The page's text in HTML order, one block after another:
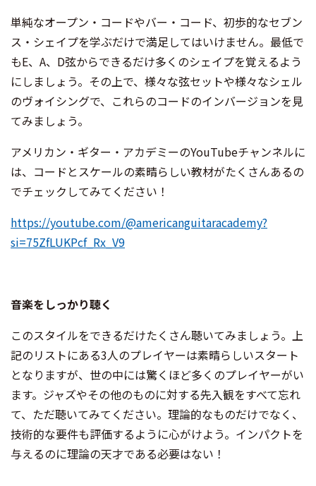
単純なオープン・コードやバー・コード、初歩的なセブン
ス・シェイプを学ぶだけで満足してはいけません。最低で
もE、A、D弦からできるだけ多くのシェイプを覚えるよう
にしましょう。その上で、様々な弦セットや様々なシェル
のヴォイシングで、これらのコードのインバージョンを見
てみましょう。
アメリカン・ギター・アカデミーのYouTubeチャンネルに
は、コードとスケールの素晴らしい教材がたくさんあるの
でチェックしてみてください！
https://youtube.com/@americanguitaracademy?
si=75ZfLUKPcf_Rx_V9
音楽をしっかり聴く
このスタイルをできるだけたくさん聴いてみましょう。上
記のリストにある3人のプレイヤーは素晴らしいスタート
となりますが、世の中には驚くほど多くのプレイヤーがい
ます。ジャズやその他のものに対する先入観をすべて忘れ
て、ただ聴いてみてください。理論的なものだけでなく、
技術的な要件も評価するように心がけよう。インパクトを
与えるのに理論の天才である必要はない！